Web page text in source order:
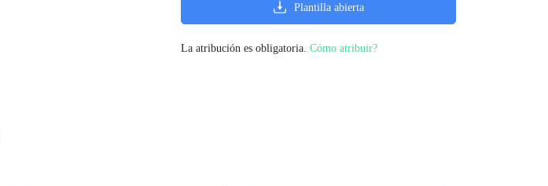
Plantilla abierta
La atribución es obligatoria. Cómo atribuir?